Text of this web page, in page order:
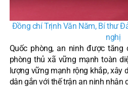
Đồng chí Trịnh Văn Năm, Bí thư
nghị
Quốc phòng, an ninh được tăng
phòng thủ xã vững mạnh toàn
lượng vững mạnh rộng khắp, xây
dân gắn với thế trận an ninh nhân